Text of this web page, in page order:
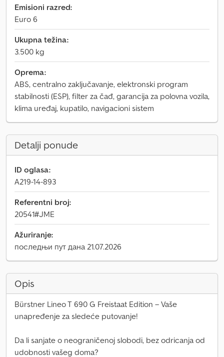
Emisioni razred:
Euro 6
Ukupna težina:
3.500 kg
Oprema:
ABS, centralno zaključavanje, elektronski program
stabilnosti (ESP), filter za čađ, garancija za polovna vozila,
klima uređaj, kupatilo, navigacioni sistem
Detalji ponude
ID oglasa:
A219-14-893
Referentni broj:
20541#JME
Ažuriranje:
последњи пут дана 21.07.2026
Opis
Bürstner Lineo T 690 G Freistaat Edition – Vaše
unapređenje za sledeće putovanje!
Da li sanjate o neograničenoj slobodi, bez odricanja od
udobnosti vašeg doma?